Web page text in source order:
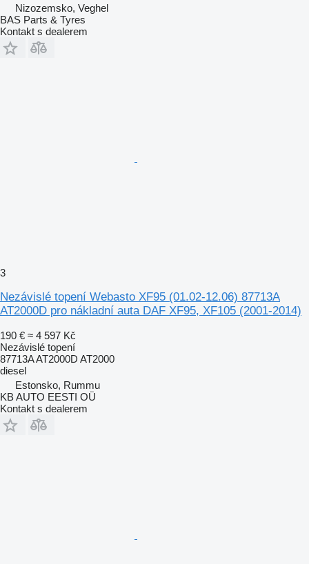
Nizozemsko, Veghel
BAS Parts & Tyres
Kontakt s dealerem
3
Nezávislé topení Webasto XF95 (01.02-12.06) 87713A
AT2000D pro nákladní auta DAF XF95, XF105 (2001-2014)
190 € ≈ 4 597 Kč
Nezávislé topení
87713A AT2000D AT2000
diesel
Estonsko, Rummu
KB AUTO EESTI OÜ
Kontakt s dealerem